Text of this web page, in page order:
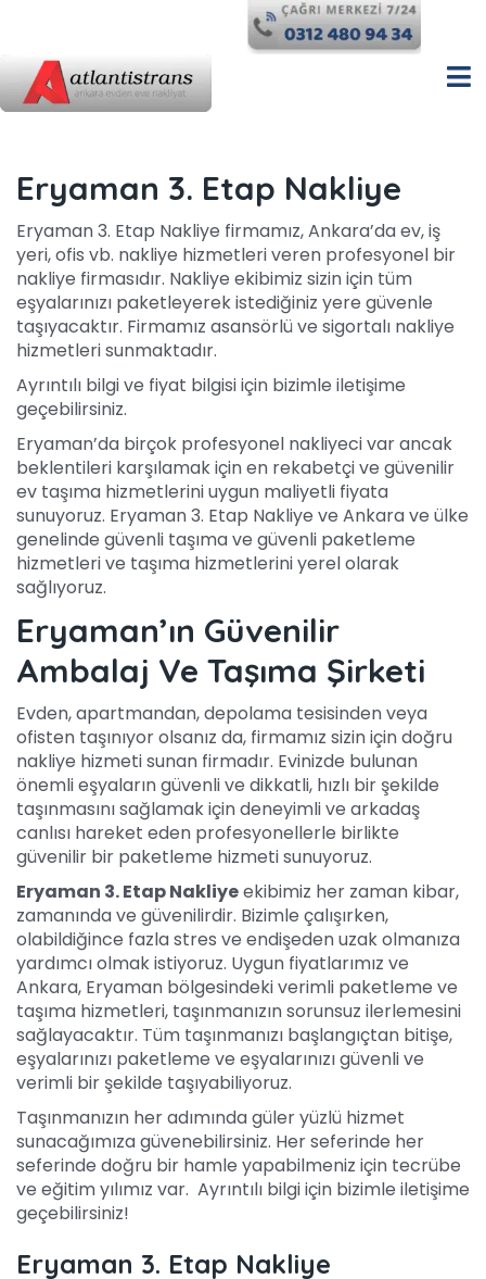
Eryaman 3. Etap Nakliye
Eryaman 3. Etap Nakliye firmamız, Ankara’da ev, iş
yeri, ofis vb. nakliye hizmetleri veren profesyonel bir
nakliye firmasıdır. Nakliye ekibimiz sizin için tüm
eşyalarınızı paketleyerek istediğiniz yere güvenle
taşıyacaktır. Firmamız asansörlü ve sigortalı nakliye
hizmetleri sunmaktadır.
Ayrıntılı bilgi ve fiyat bilgisi için bizimle iletişime
geçebilirsiniz.
Eryaman’da birçok profesyonel nakliyeci var ancak
beklentileri karşılamak için en rekabetçi ve güvenilir
ev taşıma hizmetlerini uygun maliyetli fiyata
sunuyoruz. Eryaman 3. Etap Nakliye ve Ankara ve ülke
genelinde güvenli taşıma ve güvenli paketleme
hizmetleri ve taşıma hizmetlerini yerel olarak
sağlıyoruz.
Eryaman’ın Güvenilir
Ambalaj Ve Taşıma Şirketi
Evden, apartmandan, depolama tesisinden veya
ofisten taşınıyor olsanız da, firmamız sizin için doğru
nakliye hizmeti sunan firmadır. Evinizde bulunan
önemli eşyaların güvenli ve dikkatli, hızlı bir şekilde
taşınmasını sağlamak için deneyimli ve arkadaş
canlısı hareket eden profesyonellerle birlikte
güvenilir bir paketleme hizmeti sunuyoruz.
Eryaman 3. Etap Nakliyeekibimiz her zaman kibar,
zamanında ve güvenilirdir. Bizimle çalışırken,
olabildiğince fazla stres ve endişeden uzak olmanıza
yardımcı olmak istiyoruz. Uygun fiyatlarımız ve
Ankara, Eryaman bölgesindeki verimli paketleme ve
taşıma hizmetleri, taşınmanızın sorunsuz ilerlemesini
sağlayacaktır. Tüm taşınmanızı başlangıçtan bitişe,
eşyalarınızı paketleme ve eşyalarınızı güvenli ve
verimli bir şekilde taşıyabiliyoruz.
Taşınmanızın her adımında güler yüzlü hizmet
sunacağımıza güvenebilirsiniz. Her seferinde her
seferinde doğru bir hamle yapabilmeniz için tecrübe
ve eğitim yılımız var. Ayrıntılı bilgi için bizimle iletişime
geçebilirsiniz!
Eryaman 3. Etap Nakliye